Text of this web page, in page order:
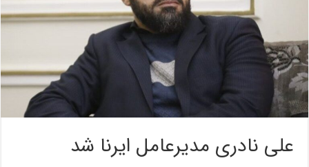
علی نادری مدیرعامل ایرنا شد